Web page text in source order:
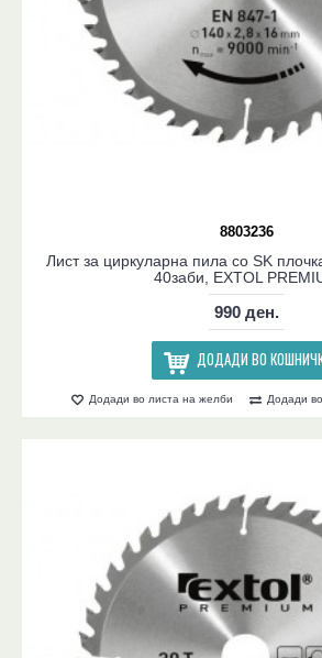
8803236
Лист за циркуларна пила со SK
40заби, EXTOL
990 ден.
ДОДАДИ ВО
Додади во листа на желби Додади